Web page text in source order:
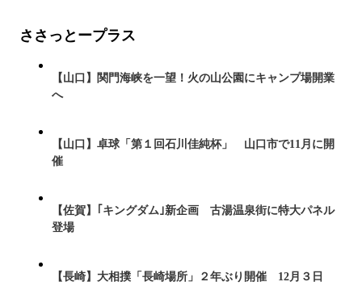
ささっとープラス
【山口】関門海峡を一望！火の山公園にキャンプ場開業
へ
【山口】卓球「第１回石川佳純杯」 山口市で11月に開
催
【佐賀】｢キングダム｣新企画 古湯温泉街に特大パネル
登場
【長崎】大相撲「長崎場所」２年ぶり開催 12月３日